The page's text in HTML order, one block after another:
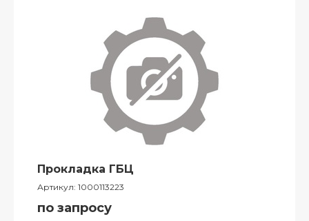
Прокладка ГБЦ
Артикул: 1000113223
по запросу